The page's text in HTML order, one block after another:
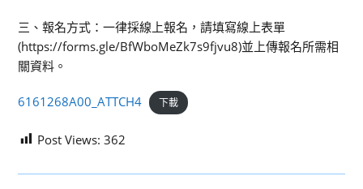
三、報名方式：一律採線上報名，請填寫線上表單
(https://forms.gle/BfWboMeZk7s9fjvu8)並上傳報名所需相
關資料。
6161268A00_ATTCH4 下載
Post Views: 362